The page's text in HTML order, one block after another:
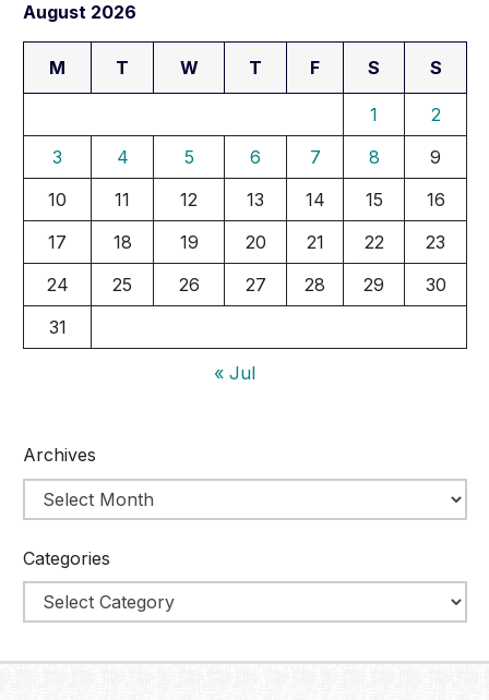
August 2026
M T W T F S S
1
2
3
4 5 6 7 8
9
10
11 12 13 14 15
16
17
18 19 20 21 22
23
24
25 26 27 28 29
30
31
« Jul
Archives
Categories